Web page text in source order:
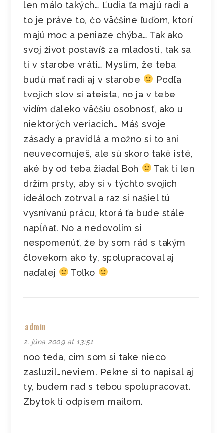
len málo takých… Ľudia ťa majú radi a
to je práve to, čo väčšine ľuďom, ktorí
majú moc a peniaze chýba… Tak ako
svoj život postavíš za mladosti, tak sa
ti v starobe vráti… Myslím, že teba
budú mať radi aj v starobe
Podľa
tvojich slov si ateista, no ja v tebe
vidím ďaleko väčšiu osobnosť, ako u
niektorých veriacich… Máš svoje
zásady a pravidlá a možno si to ani
neuvedomuješ, ale sú skoro také isté,
aké by od teba žiadal Boh
Tak ti len
držím prsty, aby si v týchto svojich
ideáloch zotrval a raz si našiel tú
vysnívanú prácu, ktorá ťa bude stále
napĺňať. No a nedovolím si
nespomenúť, že by som rád s takým
človekom ako ty, spolupracoval aj
naďalej
Toľko
admin
2. júna 2009 at 13:51
noo teda, cim som si take nieco
zasluzil…neviem. Pekne si to napisal aj
ty, budem rad s tebou spolupracovat.
Zbytok ti odpisem mailom.